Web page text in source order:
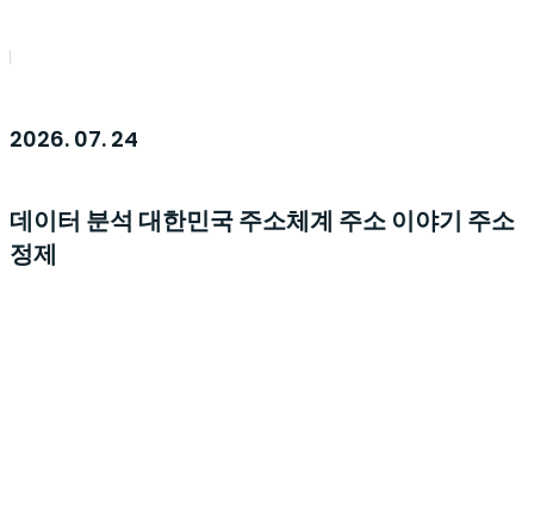
2026. 07. 24
데이터 분석 대한민국 주소체계 주소 이야기 주소
정제